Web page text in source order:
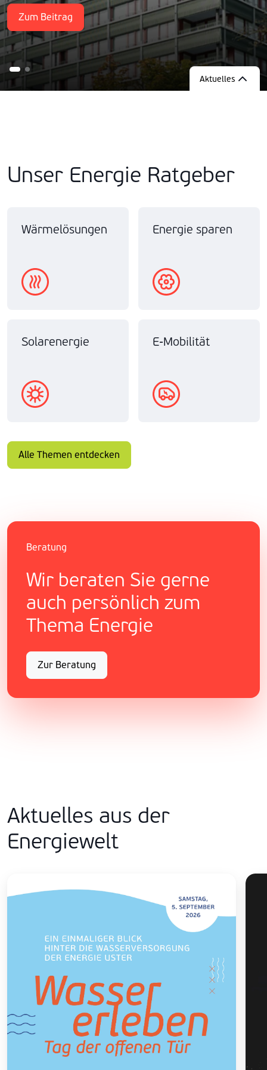
Zum Beitrag
Zum Beitrag
Aktuelles
Unser Energie Ratgeber
Wärmelösungen Energie sparen
Solarenergie E-Mobilität
Alle Themen entdecken
Beratung
Wir beraten Sie gerne
auch persönlich zum
Thema Energie
Zur Beratung
Aktuelles aus der
Energiewelt